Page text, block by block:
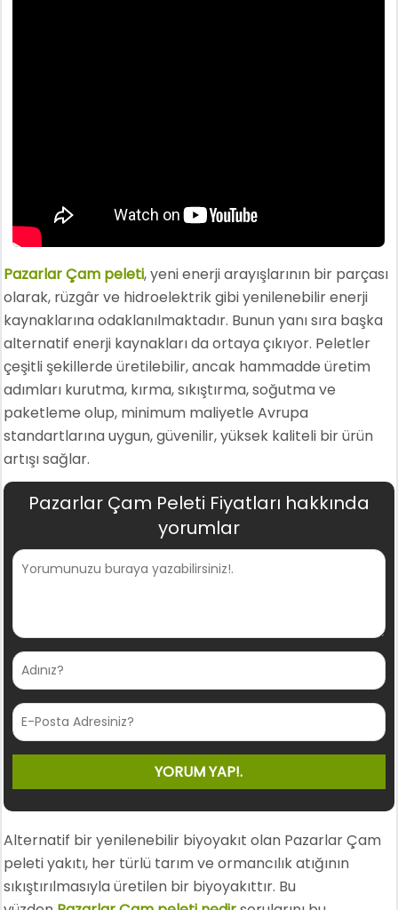
Pazarlar Çam peleti, yeni enerji arayışlarının bir parçası
olarak, rüzgâr ve hidroelektrik gibi yenilenebilir enerji
kaynaklarına odaklanılmaktadır. Bunun yanı sıra başka
alternatif enerji kaynakları da ortaya çıkıyor. Peletler
çeşitli şekillerde üretilebilir, ancak hammadde üretim
adımları kurutma, kırma, sıkıştırma, soğutma ve
paketleme olup, minimum maliyetle Avrupa
standartlarına uygun, güvenilir, yüksek kaliteli bir ürün
artışı sağlar.
Pazarlar Çam Peleti Fiyatları hakkında
yorumlar
Alternatif bir yenilenebilir biyoyakıt olan Pazarlar Çam
peleti yakıtı, her türlü tarım ve ormancılık atığının
sıkıştırılmasıyla üretilen bir biyoyakıttır. Bu